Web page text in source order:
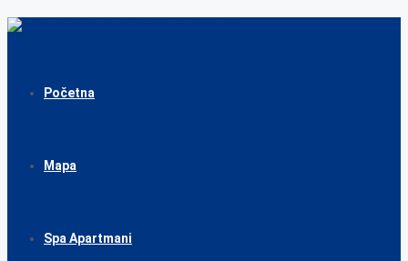
Početna
Mapa
Spa Apartmani